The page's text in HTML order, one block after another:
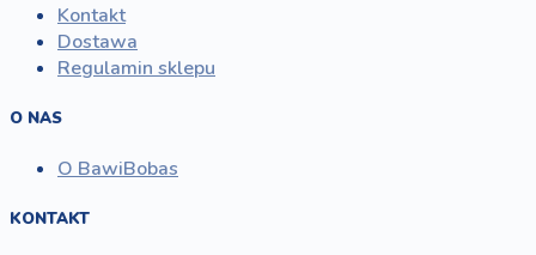
Kontakt
Dostawa
Regulamin sklepu
O NAS
O BawiBobas
KONTAKT